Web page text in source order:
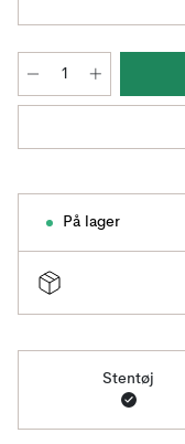
På lager
Stentøj